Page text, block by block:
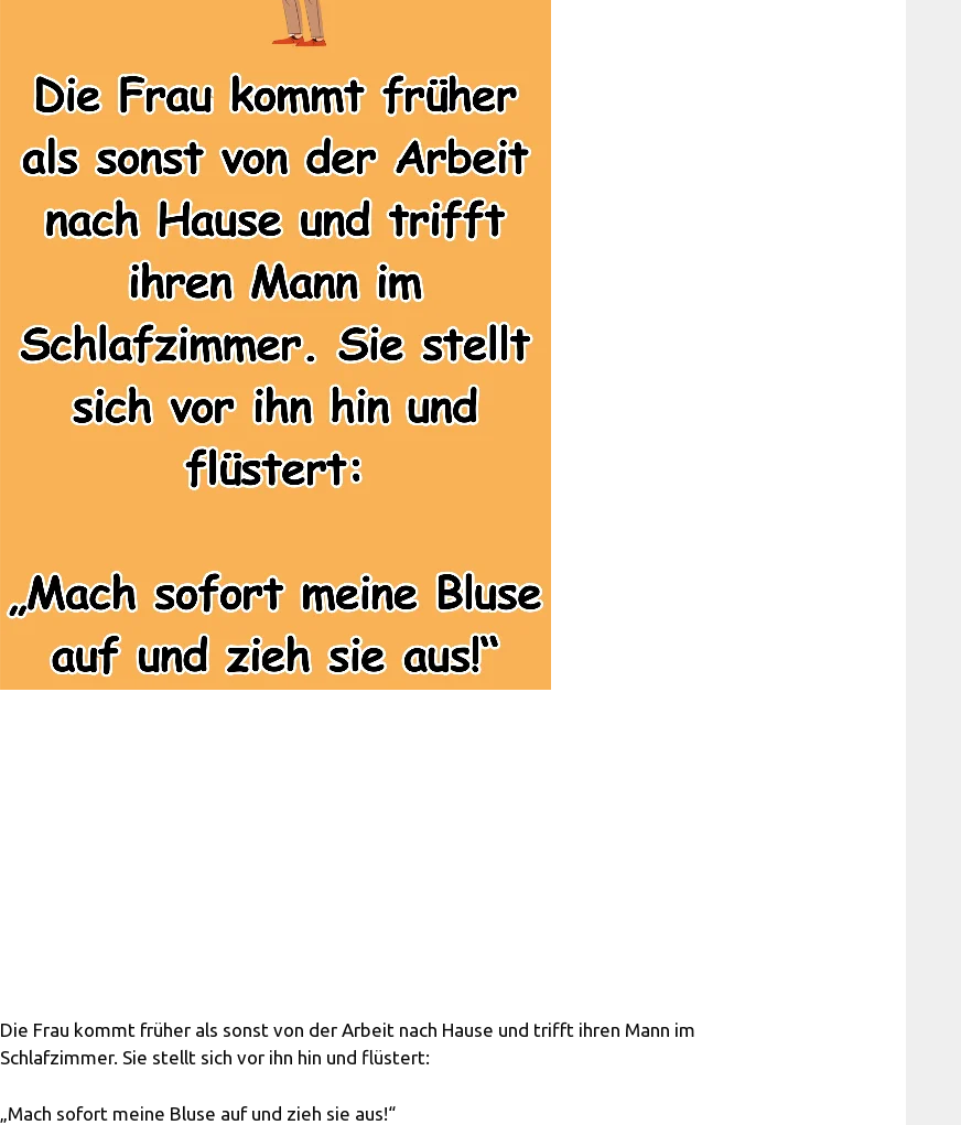
Die Frau kommt früher als sonst von der Arbeit nach Hause und trifft ihren Mann im
Schlafzimmer. Sie stellt sich vor ihn hin und flüstert:
„Mach sofort meine Bluse auf und zieh sie aus!“